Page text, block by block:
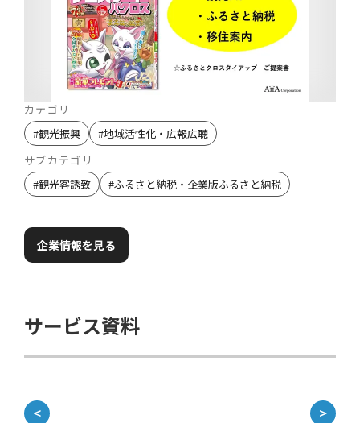
カテゴリ
#観光振興 #地域活性化・広報広聴
サブカテゴリ
#観光客誘致 #ふるさと納税・企業版ふるさと納税
企業情報を見る
サービス資料
＜ ＞